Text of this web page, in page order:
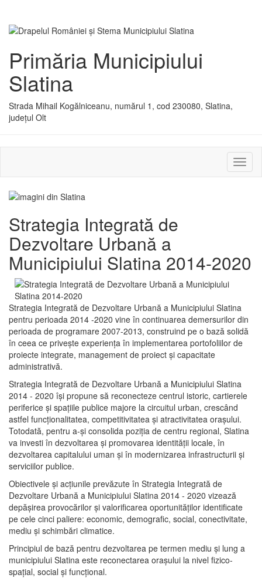
Primăria Municipiului
Slatina
Strada Mihail Kogălniceanu, numărul 1, cod 230080, Slatina,
județul Olt
sau
Strategia Integrată de
Dezvoltare Urbană a
Municipiului Slatina 2014-2020
Strategia Integrată de Dezvoltare Urbană a Municipiului Slatina
pentru perioada 2014 -2020 vine în continuarea demersurilor din
perioada de programare 2007-2013, construind pe o bază solidă
în ceea ce priveşte experienţa în implementarea portofoliilor de
proiecte integrate, management de proiect și capacitate
administrativă.
Strategia Integrată de Dezvoltare Urbană a Municipiului Slatina
2014 - 2020 își propune să reconecteze centrul istoric, cartierele
periferice şi spaţiile publice majore la circuitul urban, crescând
astfel funcţionalitatea, competitivitatea şi atractivitatea oraşului.
Totodată, pentru a-şi consolida poziţia de centru regional, Slatina
va investi în dezvoltarea şi promovarea identităţii locale, în
dezvoltarea capitalului uman şi în modernizarea infrastructurii şi
serviciilor publice.
Obiectivele şi acţiunile prevăzute în Strategia Integrată de
Dezvoltare Urbană a Municipiului Slatina 2014 - 2020 vizează
depășirea provocărilor şi valorificarea oportunităţilor identificate
pe cele cinci paliere: economic, demografic, social, conectivitate,
mediu şi schimbări climatice.
Principiul de bază pentru dezvoltarea pe termen mediu şi lung a
municipiului Slatina este reconectarea oraşului la nivel fizico-
spaţial, social şi funcţional.